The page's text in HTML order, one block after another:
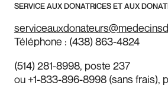
SERVICE AUX DONATRICES ET AUX
Téléphone : (438) 863-4824
(514) 281-8998, poste 237
ou +1-833-896-8998(sans frais),